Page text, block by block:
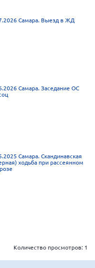
НКО
работы
(26-
Самара. Выезд в ЖД
Самара. Заседание ОС
Самара. Скандинавская
ходьба при рассеянном
Количество просмотров: 1